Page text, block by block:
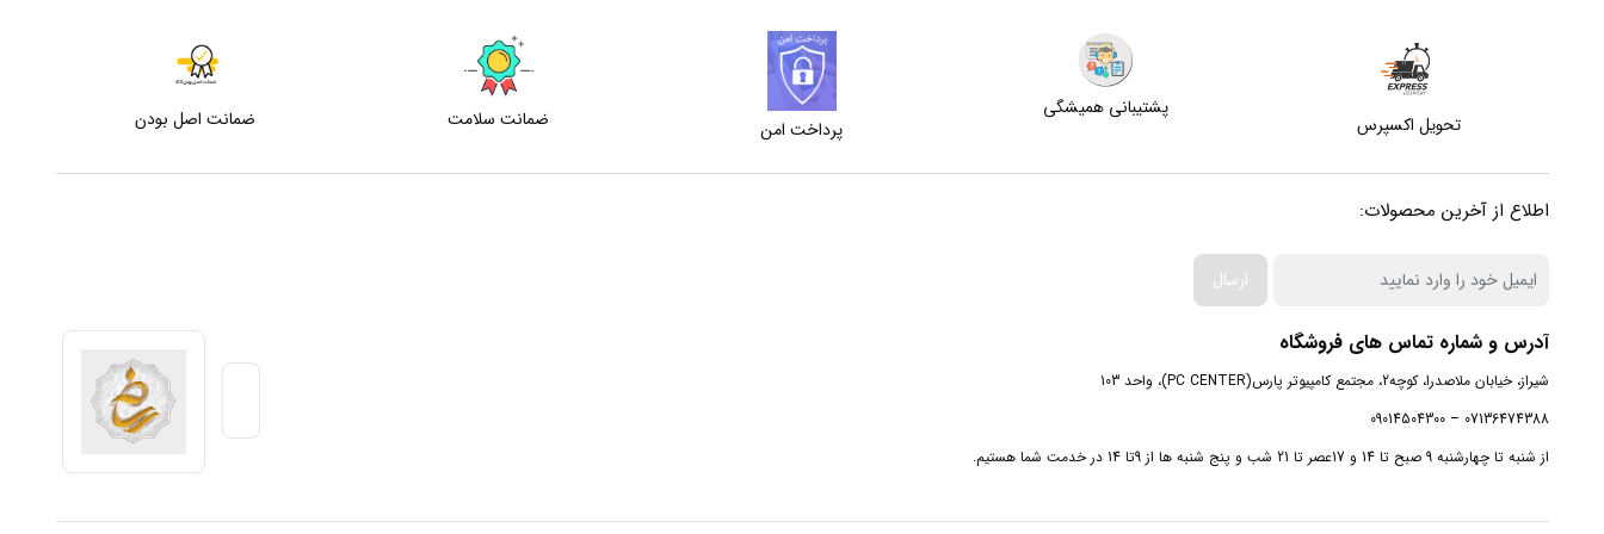
تحویل اکسپرس
پشتیبانی همیشگی
پرداخت امن
ضمانت سلامت ضمانت اصل بودن
اطلاع از آخرین محصولات:
ارسال
آدرس و شماره تماس های فروشگاه
شیراز، خیابان ملاصدرا، کوچه2، مجتمع کامپیوتر پارس(PC CENTER)، واحد 103
07136474388 – 09014504300
از شنبه تا چهارشنبه 9 صبح تا 14 و 17عصر تا 21 شب و پنج شنبه ها از 9تا 14 در خدمت شما هستیم.